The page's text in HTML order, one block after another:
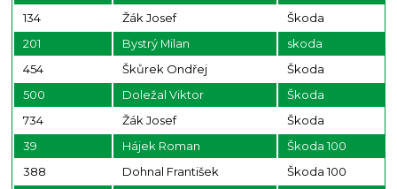
134
Žák Josef
Škoda
201
Bystrý Milan
skoda
454
Škůrek Ondřej
Škoda
500
Doležal Viktor
Škoda
734
Žák Josef
Škoda
39
Hájek Roman
Škoda 100
388
Dohnal František
Škoda 100